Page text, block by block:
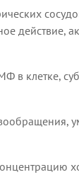
действие,
клетке,